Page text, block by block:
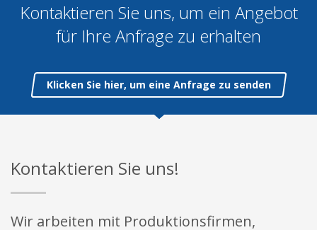
T: 58 623 57 85
E: sales@nordcoop.com
Kontaktieren Sie uns, um ein Angebot
für Ihre Anfrage zu erhalten
Klicken Sie hier, um eine Anfrage zu senden
Kontaktieren Sie uns!
Wir arbeiten mit Produktionsfirmen,